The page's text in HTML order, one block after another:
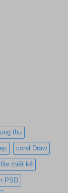
thu
corel Draw
file thiết kế
PSD